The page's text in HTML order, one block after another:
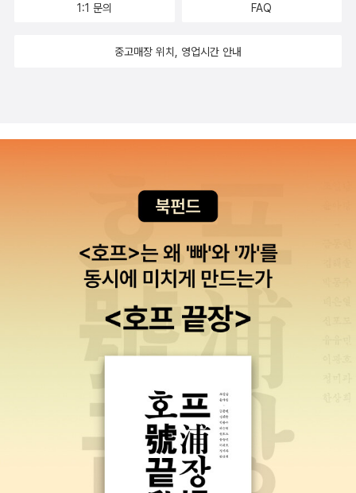
1:1 문의 FAQ
중고매장 위치, 영업시간 안내